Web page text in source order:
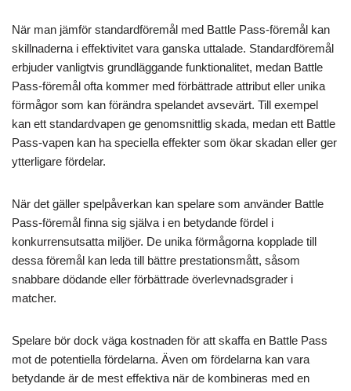
När man jämför standardföremål med Battle Pass-föremål kan
skillnaderna i effektivitet vara ganska uttalade. Standardföremål
erbjuder vanligtvis grundläggande funktionalitet, medan Battle
Pass-föremål ofta kommer med förbättrade attribut eller unika
förmågor som kan förändra spelandet avsevärt. Till exempel
kan ett standardvapen ge genomsnittlig skada, medan ett Battle
Pass-vapen kan ha speciella effekter som ökar skadan eller ger
ytterligare fördelar.
När det gäller spelpåverkan kan spelare som använder Battle
Pass-föremål finna sig själva i en betydande fördel i
konkurrensutsatta miljöer. De unika förmågorna kopplade till
dessa föremål kan leda till bättre prestationsmått, såsom
snabbare dödande eller förbättrade överlevnadsgrader i
matcher.
Spelare bör dock väga kostnaden för att skaffa en Battle Pass
mot de potentiella fördelarna. Även om fördelarna kan vara
betydande är de mest effektiva när de kombineras med en